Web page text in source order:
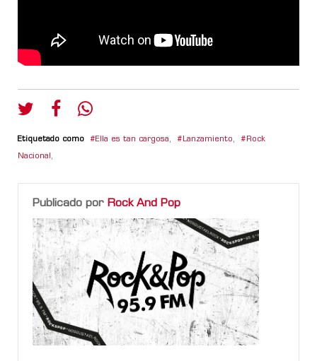
Etiquetado como Ella es tan cargosa, Lanzamiento, Rock
Nacional ,
Publicado por Rock And Pop